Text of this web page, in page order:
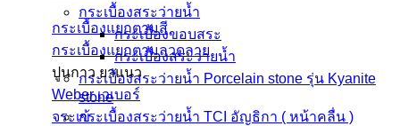
กระเบื้องแยกตามสี
กระเบื้องแยกตามลวดลาย
ปูนกาว ยาแนว
Weber เวเบอร์
จระเข้
กระเบื้องสระว่ายนํ้า
กระเบื้องขอบสระ
กระเบื้องสระว่ายนํ้า
กระเบื้องสระว่ายนํ้า Porcelain stone รุ่น Kyanite
stone
กระเบื้องสระว่ายนํ้า TCI อัญธิกา ( หน้าคลื่น )